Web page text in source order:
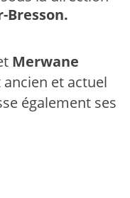
Bresson.
Merwane
et actuel
également ses